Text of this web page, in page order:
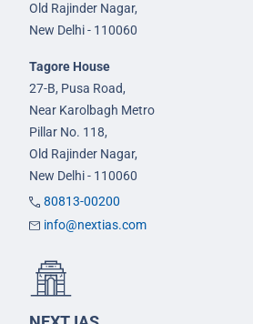
Old Rajinder Nagar,
New Delhi - 110060
Tagore House
27-B, Pusa Road,
Near Karolbagh Metro
Pillar No. 118,
Old Rajinder Nagar,
New Delhi - 110060
80813-00200
info@nextias.com